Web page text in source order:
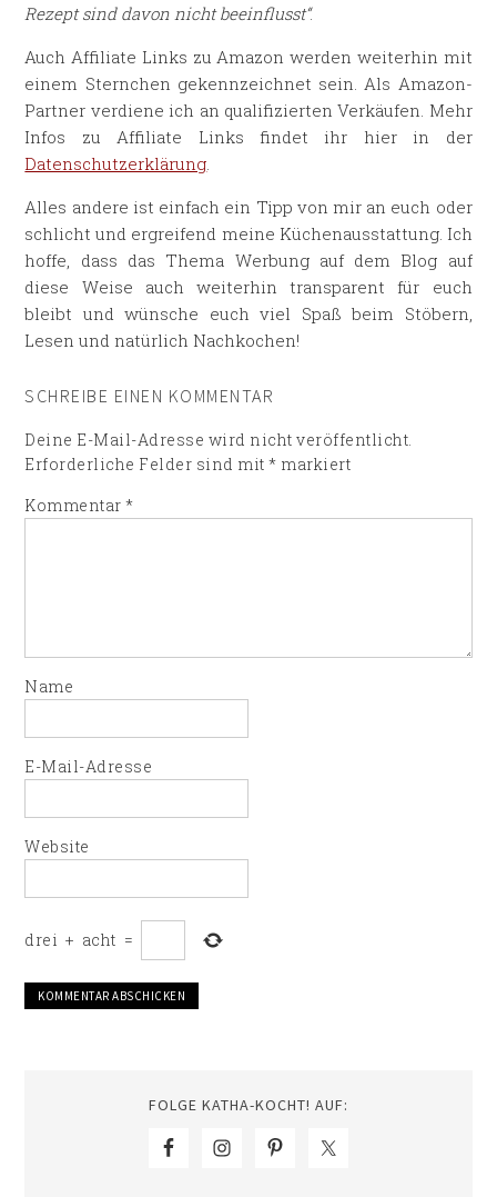
Rezept sind davon nicht beeinflusst“.
Auch Affiliate Links zu Amazon werden weiterhin mit
einem Sternchen gekennzeichnet sein. Als Amazon-
Partner verdiene ich an qualifizierten Verkäufen. Mehr
Infos zu Affiliate Links findet ihr hier in der
Datenschutzerklärung.
Alles andere ist einfach ein Tipp von mir an euch oder
schlicht und ergreifend meine Küchenausstattung. Ich
hoffe, dass das Thema Werbung auf dem Blog auf
diese Weise auch weiterhin transparent für euch
bleibt und wünsche euch viel Spaß beim Stöbern,
Lesen und natürlich Nachkochen!
SCHREIBE EINEN KOMMENTAR
Deine E-Mail-Adresse wird nicht veröffentlicht.
Erforderliche Felder sind mit* markiert
Kommentar*
Name
E-Mail-Adresse
Website
drei + acht =
FOLGE KATHA-KOCHT! AUF: